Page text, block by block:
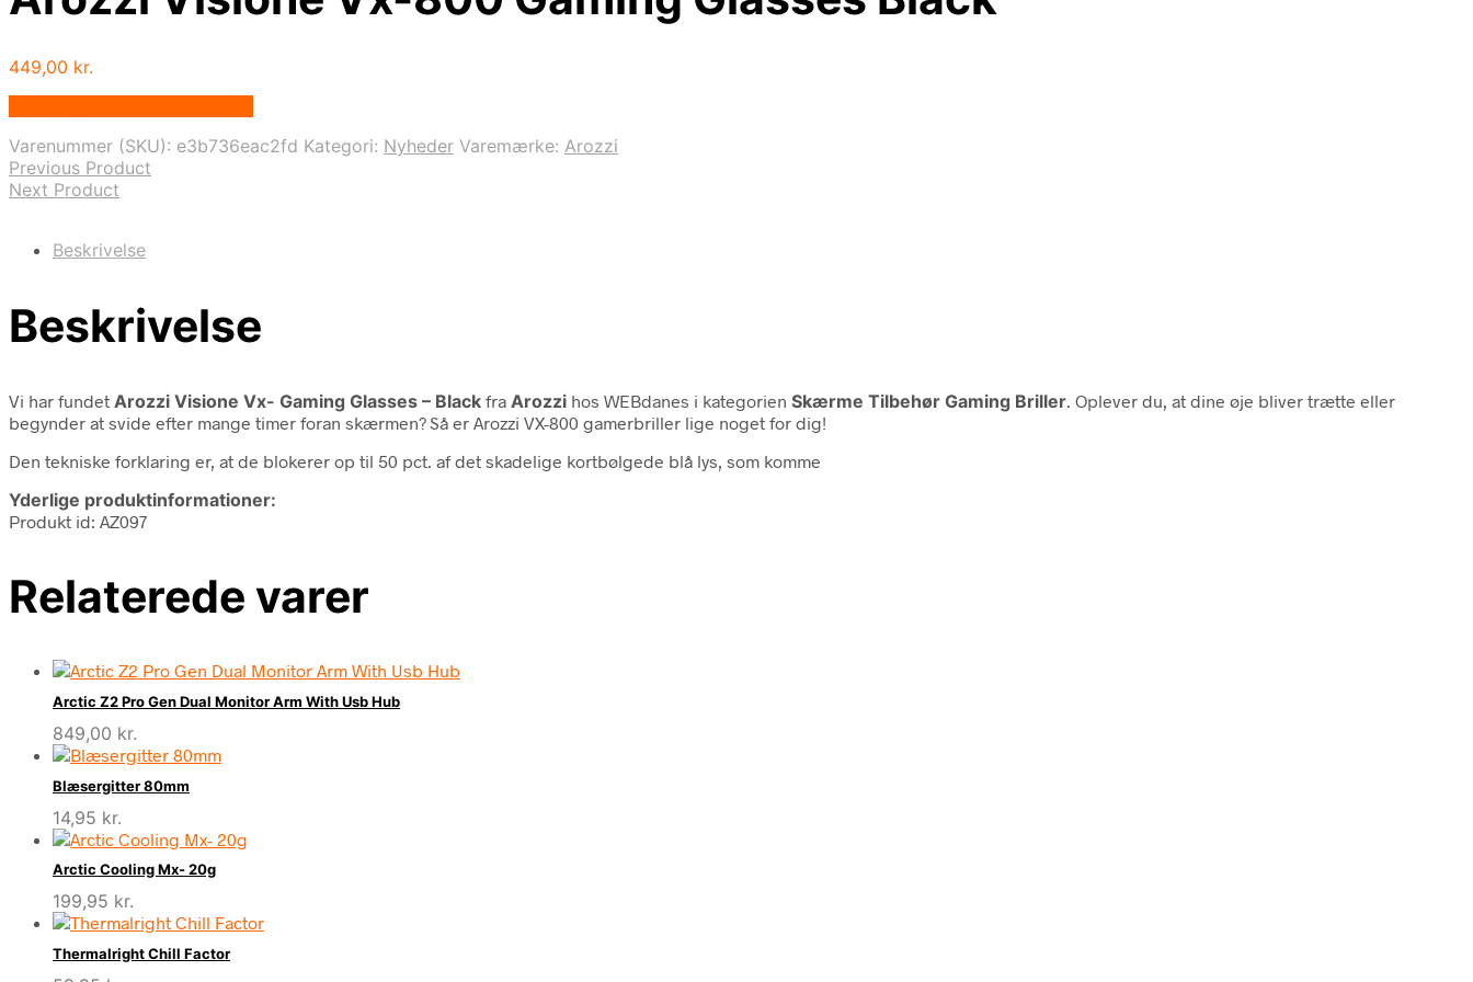
449,00 kr.
Varenummer (SKU): e3b736eac2fd Kategori: Nyheder Varemærke: Arozzi
Previous Product
Next Product
Beskrivelse
Beskrivelse
Vi har fundet Arozzi Visione Vx- Gaming Glasses – Black fra Arozzi hos WEBdanes i kategorien Skærme Tilbehør Gaming Briller . Oplever du, at dine øje bliver trætte eller
begynder at svide efter mange timer foran skærmen? Så er Arozzi VX-800 gamerbriller lige noget for dig!
Den tekniske forklaring er, at de blokerer op til 50 pct. af det skadelige kortbølgede blå lys, som komme
Yderlige produktinformationer:
Produkt id: AZ097
Relaterede varer
Arctic Z2 Pro Gen Dual Monitor Arm With Usb Hub
849,00 kr.
Blæsergitter 80mm
14,95 kr.
Arctic Cooling Mx- 20g
199,95 kr.
Thermalright Chill Factor